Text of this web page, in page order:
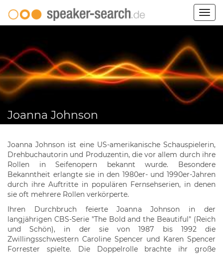
Joanna Johnson
Joanna Johnson ist eine US-amerikanische Schauspielerin,
Drehbuchautorin und Produzentin, die vor allem durch ihre
Rollen in Seifenopern bekannt wurde. Besondere
Bekanntheit erlangte sie in den 1980er- und 1990er-Jahren
durch ihre Auftritte in populären Fernsehserien, in denen
sie oft mehrere Rollen verkörperte.
Ihren Durchbruch feierte Joanna Johnson in der
langjährigen CBS-Serie "The Bold and the Beautiful" (Reich
und Schön), in der sie von 1987 bis 1992 die
Zwillingsschwestern Caroline Spencer und Karen Spencer
Forrester spielte. Die Doppelrolle brachte ihr große